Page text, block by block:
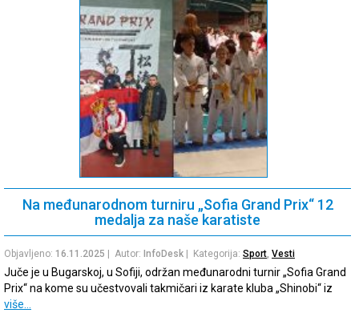
Na međunarodnom turniru „Sofia Grand Prix“ 12
medalja za naše karatiste
Objavljeno: 16.11.2025 | Autor: InfoDesk | Kategorija: Sport, Vesti
Juče je u Bugarskoj, u Sofiji, održan međunarodni turnir „Sofia Grand
Prix“ na kome su učestvovali takmičari iz karate kluba „Shinobi“ iz
više…